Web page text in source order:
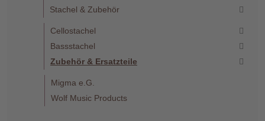
Stachel & Zubehör
Cellostachel
Bassstachel
Zubehör & Ersatzteile
Migma e.G.
Wolf Music Products